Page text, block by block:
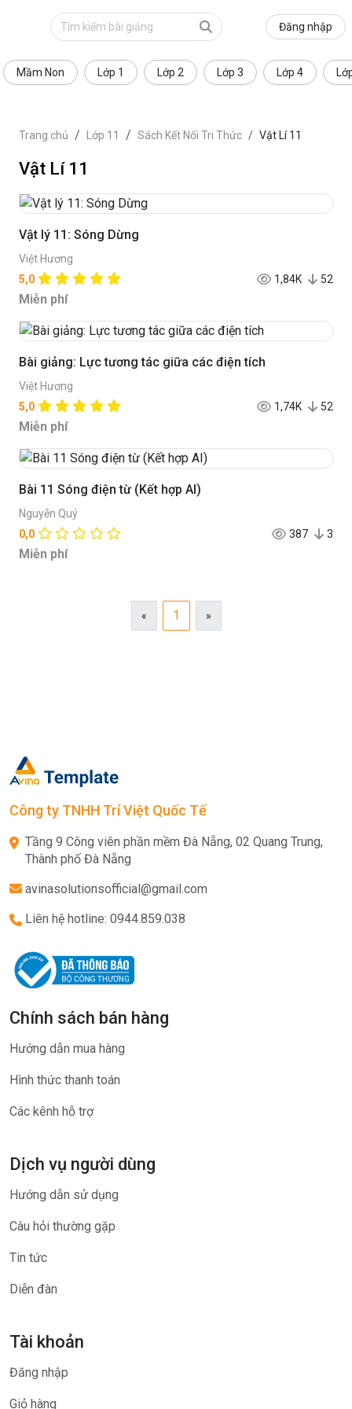
Đăng nhập
Mầm Non Lớp 1 Lớp 2 Lớp 3 Lớp 4
Trang chủ Lớp 11 Sách Kết Nối Tri Thức Vật Lí 11
Vật Lí 11
Vật lý 11: Sóng Dừng
Việt Hương
5,0
1,84K 52
Miễn phí
Bài giảng: Lực tương tác giữa các điện tích
Việt Hương
5,0
1,74K 52
Miễn phí
Bài 11 Sóng điện từ (Kết hợp AI)
Nguyễn Quý
0,0
387 3
Miễn phí
« 1 »
Công ty TNHH Trí Việt Quốc Tế
Tầng 9 Công viên phần mềm Đà Nẵng, 02 Quang Trung,
Thành phố Đà Nẵng
avinasolutionsofficial@gmail.com
Liên hệ hotline: 0944.859.038
Chính sách bán hàng
Hướng dẫn mua hàng
Hình thức thanh toán
Các kênh hỗ trợ
Dịch vụ người dùng
Hướng dẫn sử dụng
Câu hỏi thường gặp
Tin tức
Diễn đàn
Tài khoản
Đăng nhập
Giỏ hàng